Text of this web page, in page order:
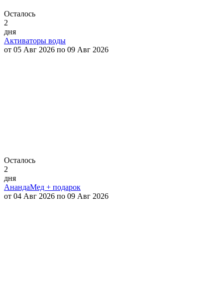
Осталось
2
дня
Активаторы воды
от 05 Авг 2026 по 09 Авг 2026
Осталось
2
дня
АнандаМед + подарок
от 04 Авг 2026 по 09 Авг 2026